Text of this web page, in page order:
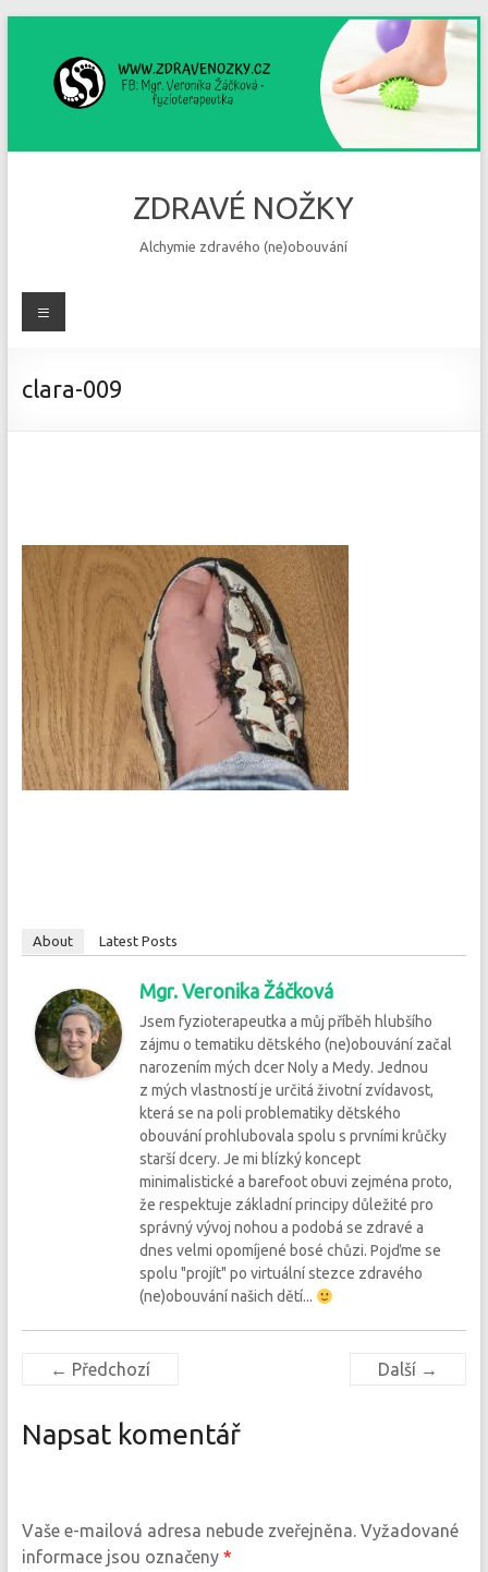
content
ZDRAVÉ NOŽKY
Alchymie zdravého (ne)obouvání
Menu
clara-009
About Latest Posts
Mgr. Veronika Žáčková
Jsem fyzioterapeutka a můj příběh hlubšího
zájmu o tematiku dětského (ne)obouvání začal
narozením mých dcer Noly a Medy. Jednou
z mých vlastností je určitá životní zvídavost,
která se na poli problematiky dětského
obouvání prohlubovala spolu s prvními krůčky
starší dcery. Je mi blízký koncept
minimalistické a barefoot obuvi zejména proto,
že respektuje základní principy důležité pro
správný vývoj nohou a podobá se zdravé a
dnes velmi opomíjené bosé chůzi. Pojďme se
spolu "projít" po virtuální stezce zdravého
(ne)obouvání našich dětí...
← Předchozí Další →
Napsat komentář
Vaše e-mailová adresa nebude zveřejněna. Vyžadované
informace jsou označeny *